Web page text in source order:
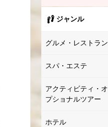
ジャンル
グルメ・レストラン
スパ・エステ
アクティビティ・オ
プショナルツアー
ホテル